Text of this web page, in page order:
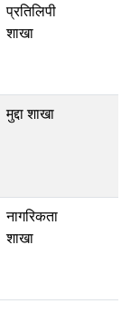
प्रतिलिपी
शाखा
मुद्दा शाखा
नागरिकता
शाखा